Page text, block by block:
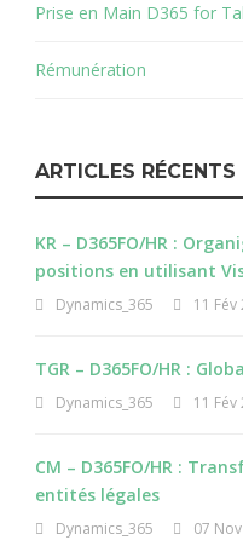
Prise en Main D365 for
Rémunération
ARTICLES RÉCENTS
KR – D365FO/HR :
positions en utilisant
Dynamics_365 11 Fév
TGR – D365FO/HR :
Dynamics_365 11 Fév
CM – D365FO/HR :
entités légales
Dynamics_365 07